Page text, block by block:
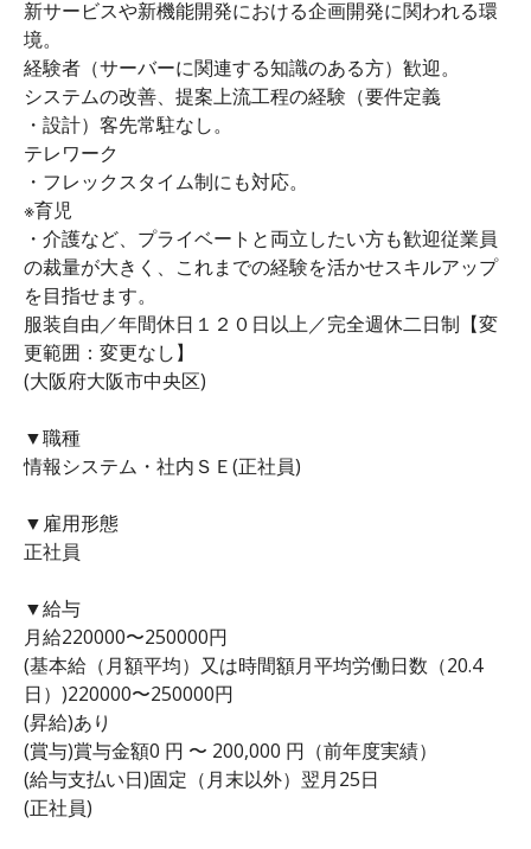
新サービスや新機能開発における企画開発に関われる環
境。
経験者（サーバーに関連する知識のある方）歓迎。
システムの改善、提案上流工程の経験（要件定義
・設計）客先常駐なし。
テレワーク
・フレックスタイム制にも対応。
※育児
・介護など、プライベートと両立したい方も歓迎従業員
の裁量が大きく、これまでの経験を活かせスキルアップ
を目指せます。
服装自由／年間休日１２０日以上／完全週休二日制【変
更範囲：変更なし】
(大阪府大阪市中央区)
▼職種
情報システム・社内ＳＥ(正社員)
▼雇用形態
正社員
▼給与
月給220000〜250000円
(基本給（月額平均）又は時間額月平均労働日数（20.4
日）)220000〜250000円
(昇給)あり
(賞与)賞与金額0 円 〜 200,000 円（前年度実績）
(給与支払い日)固定（月末以外）翌月25日
(正社員)